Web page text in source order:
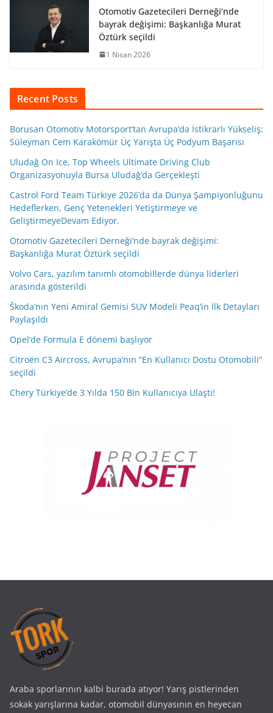
Otomotiv Gazetecileri Derneği’nde
bayrak değişimi: Başkanlığa Murat
Öztürk seçildi
1 Nisan 2026
Recent Posts
Borusan Otomotiv Motorsport’tan Avrupa’da İstikrarlı Yükseliş:
Süleyman Cem Karakömür Üç Yarışta Üç Podyum Başarısı
Uludağ On Ice, Top Wheels Ultimate Driving Club
Organizasyonuyla Bursa Uludağ’da Gerçekleşti
Castrol Ford Team Türkiye 2026’da da Dünya Şampiyonluğunu
Hedeflerken, Genç Yetenekleri Yetiştirmeye ve
GeliştirmeyeDevam Ediyor.
Otomotiv Gazetecileri Derneği’nde bayrak değişimi:
Başkanlığa Murat Öztürk seçildi
Volvo Cars, yazılım tanımlı otomobillerde dünya liderleri
arasında gösterildi
Škoda’nın Yeni Amiral Gemisi SUV Modeli Peaq’in İlk Detayları
Paylaşıldı
Opel’de Formula E dönemi başlıyor
Citroën C3 Aircross, Avrupa’nın “En Kullanıcı Dostu Otomobili”
seçildi
Chery Türkiye’de 3 Yılda 150 Bin Kullanıcıya Ulaştı!
Araba sporlarının kalbi burada atıyor! Yarış pistlerinden
sokak yarışlarına kadar, otomobil dünyasının en heyecan